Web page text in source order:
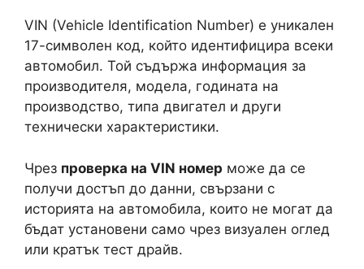
VIN (Vehicle Identification Number) е уникален
17-символен код, който идентифицира всеки
автомобил. Той съдържа информация за
производителя, модела, годината на
производство, типа двигател и други
технически характеристики.
Чрез проверка на VIN номер може да се
получи достъп до данни, свързани с
историята на автомобила, които не могат да
бъдат установени само чрез визуален оглед
или кратък тест драйв.